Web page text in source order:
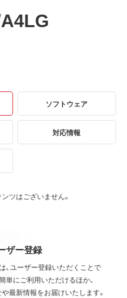
ソフトウェア
対応情報
ツはございません。
ザー登録
、ユーザー登録いただくことで
単にご利用いただけるほか、
最新情報をお届けいたします。